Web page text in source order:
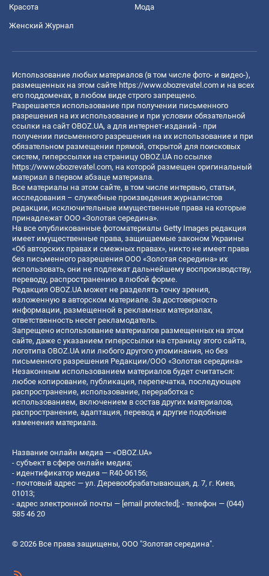
Красота Мода
Женский Журнал
Использование любых материалов (в том числе фото- и видео-),
размещенных на этом сайте https://www.obozrevatel.com и на всех
его поддоменах, в любом виде строго запрещено.
Разрешается использование при получении письменного
разрешения на их использование и при условии обязательной
ссылки на сайт OBOZ.UA, а для интернет-изданий - при
получении письменного разрешения на их использование и при
обязательном размещении прямой, открытой для поисковых
систем, гиперссылки на страницу OBOZ.UA по ссылке
https://www.obozrevatel.com, на которой размещен оригинальный
материал в первом абзаце материала.
Все материалы на этом сайте, в том числе интервью, статьи,
исследования – служебные произведения журналистов
редакции, исключительные имущественные права на которые
принадлежат ООО «Золотая середина».
На все опубликованные фотоматериалы Getty Images редакция
имеет имущественные права, защищаемые законом Украины
«Об авторских правах и смежных правах», никто не имеет права
без письменного разрешения ООО «Золотая середина» их
использовать, они не подлежат дальнейшему воспроизводству,
переводу, распространению в любой форме.
Редакция OBOZ.UA может не разделять точку зрения,
изложенную в авторском материале. За достоверность
информации, размещенной в рекламных материалах,
ответственность несет рекламодатель.
Запрещено использование материалов размещенных на этом
сайте, даже с указанием гиперссылки на страницу этого сайта,
логотипа OBOZ.UA или любого другого упоминания, но без
письменного разрешения Редакции/ООО «Золотая середина»
Незаконным использованием материалов будет считаться:
любое копирование, публикация, перепечатка, последующее
распространение, использование, переработка с
использованием, включением в состав других материалов,
распространение, адаптация, перевод и другие подобные
изменения материала.
Название онлайн медиа — «OBOZ.UA»
- субъект в сфере онлайн медиа;
- идентификатор медиа — R40-06156;
- почтовый адрес — ул. Деревообрабатывающая, д. 7, г. Киев,
01013;
- адрес электронной почты — [email protected]; - телефон — (044)
585 46 20
© 2026 Все права защищены, ООО "Золотая середина".